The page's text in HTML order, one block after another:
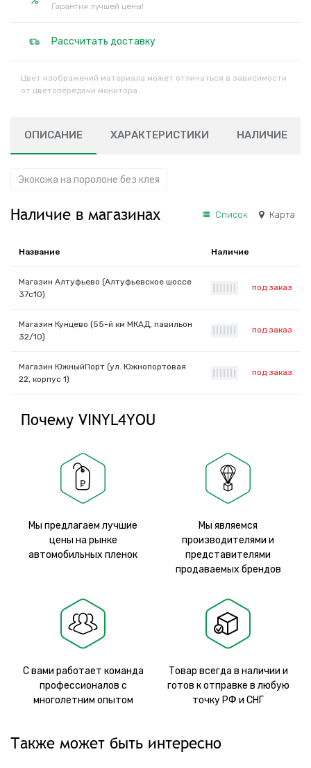
Гарантия лучшей цены!
Рассчитать доставку
Цвет изображений материала может отличаться в зависимости
от цветопередачи монитора.
ОПИСАНИЕ ХАРАКТЕРИСТИКИ НАЛИЧИЕ
Экокожа на поролоне без клея
Наличие в магазинах Список Карта
Название Наличие
Магазин Алтуфьево (Алтуфьевское шоссе
37с10)
под заказ
Магазин Кунцево (55-й км МКАД, павильон
32/10)
под заказ
Магазин ЮжныйПорт (ул. Южнопортовая
22, корпус 1)
под заказ
Почему VINYL4YOU
Мы предлагаем лучшие
цены на рынке
автомобильных пленок
Мы являемся
производителями и
представителями
продаваемых брендов
С вами работает команда
профессионалов с
многолетним опытом
Товар всегда в наличии и
готов к отправке в любую
точку РФ и СНГ
Также может быть интересно